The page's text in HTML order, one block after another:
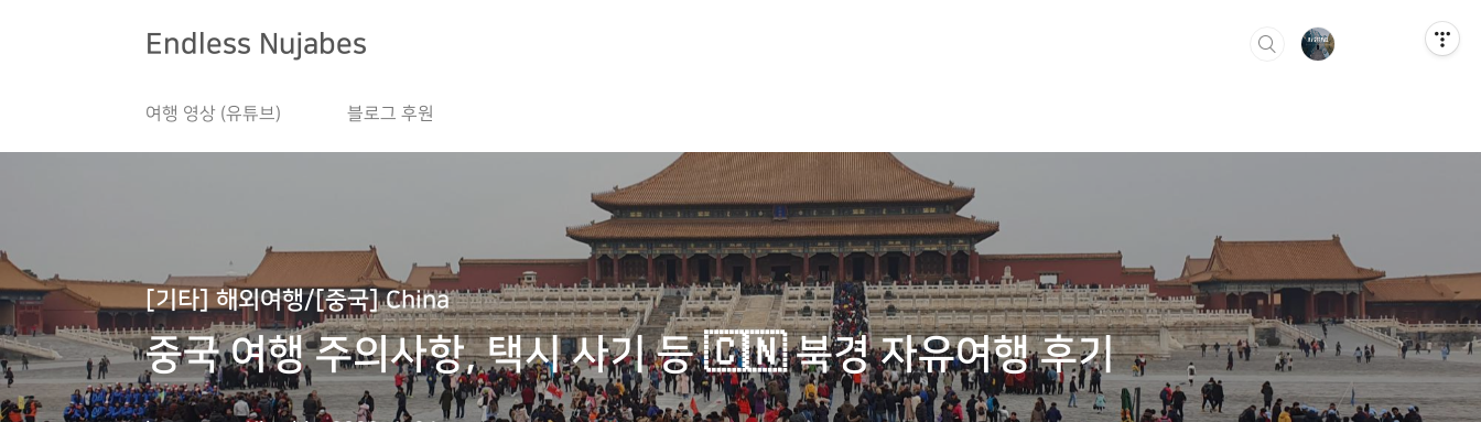
Endless Nujabes
여행 영상 (유튜브) 블로그 후원
[기타] 해외여행/[중국] China
중국 여행 주의사항, 택시 사기 등 🇨🇳 북경 자유여행 후기